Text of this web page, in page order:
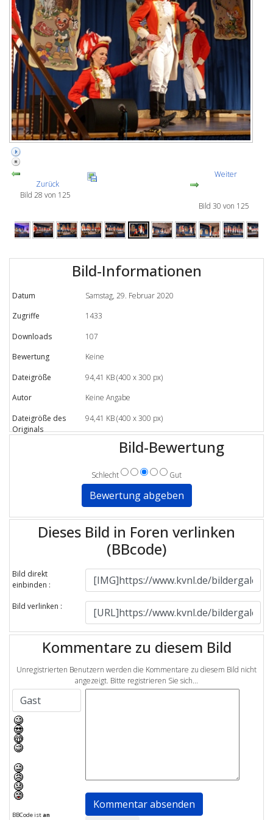
Zurück
Bild 28 von 125
Weiter
Bild 30 von 125
Bild-Informationen
Datum
Samstag, 29. Februar 2020
Zugriffe
1433
Downloads
107
Bewertung
Keine
Dateigröße
94,41 KB (400 x 300 px)
Autor
Keine Angabe
Dateigröße des
Originals
94,41 KB (400 x 300 px)
Bild-Bewertung
Schlecht Gut
Dieses Bild in Foren verlinken
(BBcode)
Bild direkt
einbinden :
Bild verlinken :
Kommentare zu diesem Bild
Unregistrierten Benutzern werden die Kommentare zu diesem Bild nicht
angezeigt. Bitte registrieren Sie sich...
BBCode istan